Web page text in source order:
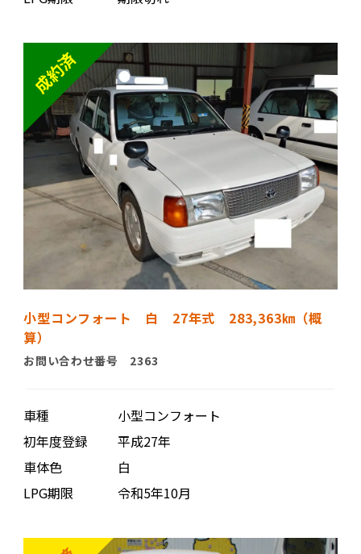
小型コンフォート 白 27年式 283,363㎞（概
算）
お問い合わせ番号 2363
車種
小型コンフォート
初年度登録
平成27年
車体色
白
LPG期限
令和5年10月